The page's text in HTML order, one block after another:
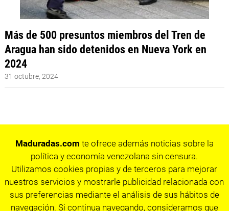
Más de 500 presuntos miembros del Tren de
Aragua han sido detenidos en Nueva York en
2024
31 octubre, 2024
Maduradas.com te ofrece además noticias sobre la
política y economía venezolana sin censura.
Utilizamos cookies propias y de terceros para mejorar
nuestros servicios y mostrarle publicidad relacionada con
sus preferencias mediante el análisis de sus hábitos de
navegación. Si continua navegando, consideramos que